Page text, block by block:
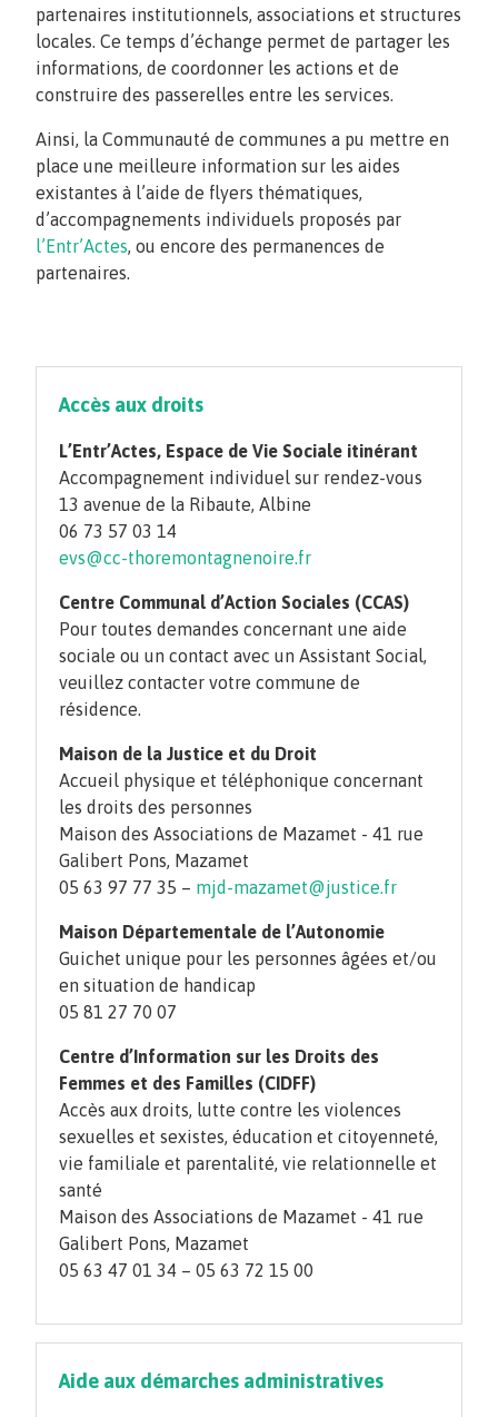
partenaires institutionnels, associations et structures
locales. Ce temps d’échange permet de partager les
informations, de coordonner les actions et de
construire des passerelles entre les services.
Ainsi, la Communauté de communes a pu mettre en
place une meilleure information sur les aides
existantes à l’aide de flyers thématiques,
d’accompagnements individuels proposés par
l’Entr’Actes, ou encore des permanences de
partenaires.
Accès aux droits
L’Entr’Actes, Espace de Vie Sociale itinérant
Accompagnement individuel sur rendez-vous
13 avenue de la Ribaute, Albine
06 73 57 03 14
evs@cc-thoremontagnenoire.fr
Centre Communal d’Action Sociales (CCAS)
Pour toutes demandes concernant une aide
sociale ou un contact avec un Assistant Social,
veuillez contacter votre commune de
résidence.
Maison de la Justice et du Droit
Accueil physique et téléphonique concernant
les droits des personnes
Maison des Associations de Mazamet - 41 rue
Galibert Pons, Mazamet
05 63 97 77 35 – mjd-mazamet@justice.fr
Maison Départementale de l’Autonomie
Guichet unique pour les personnes âgées et/ou
en situation de handicap
05 81 27 70 07
Centre d’Information sur les Droits des
Femmes et des Familles (CIDFF)
Accès aux droits, lutte contre les violences
sexuelles et sexistes, éducation et citoyenneté,
vie familiale et parentalité, vie relationnelle et
santé
Maison des Associations de Mazamet - 41 rue
Galibert Pons, Mazamet
05 63 47 01 34 – 05 63 72 15 00
Aide aux démarches administratives